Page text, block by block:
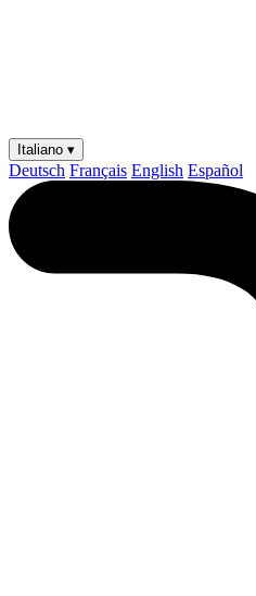
Italiano ▾
Deutsch Français English Español